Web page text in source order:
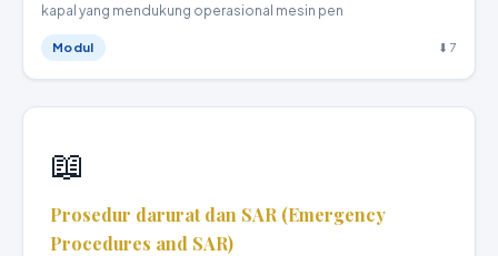
kapal yang mendukung operasional mesin pen
Modul ⬇ 7
📖
Prosedur darurat dan SAR (Emergency
Procedures and SAR)